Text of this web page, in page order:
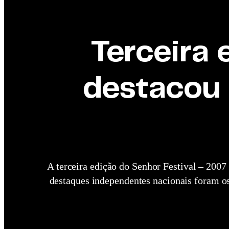
Terceira
destacou
A terceira edição do Senhor Festival –
destaques independentes nacionais foram